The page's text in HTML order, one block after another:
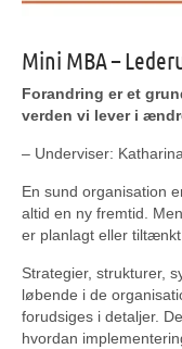
Mini MBA –
Forandring er et
verden vi lever i
– Underviser:
En sund organisation
altid en ny fremtid.
er planlagt eller tiltænkt
Strategier, strukturer,
løbende i de
forudsiges i detaljer.
hvordan